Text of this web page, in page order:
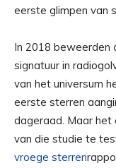
eerste glimpen van
In 2018 beweerden
signatuur in
van het universum
eerste sterren
dageraad. Maar het
van die studie te
vroege sterren